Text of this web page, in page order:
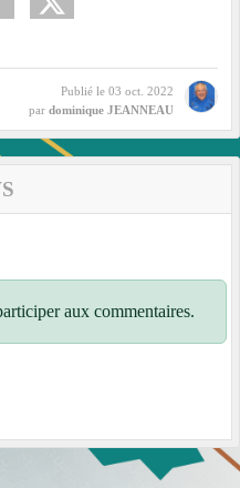
Publié le 03 oct. 2022
par dominique JEANNEAU
aux commentaires.